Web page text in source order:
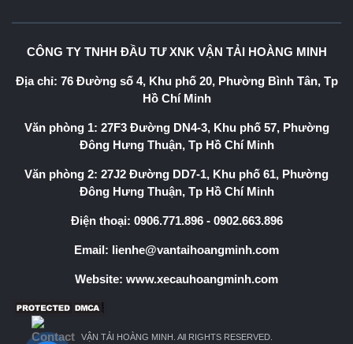
CÔNG TY TNHH ĐẦU TƯ XNK VẬN TẢI HOÀNG MINH
Địa chỉ: 76 Đường số 4, Khu phố 20, Phường Bình Tân, Tp
Hồ Chí Minh
Văn phòng 1: 27F3 Đường DN4-3, Khu phố 57, Phường
Đông Hưng Thuận, Tp Hồ Chí Minh
Văn phòng 2: 27J2 Đường DD7-1, Khu phố 61, Phường
Đông Hưng Thuận, Tp Hồ Chí Minh
Điện thoại: 0906.771.896- 0902.663.896
Email: lienhe@vantaihoangminh.com
Website: www.xecauhoangminh.com
VẬN TẢI HOÀNG MINH. All RIGHTS RESERVED.